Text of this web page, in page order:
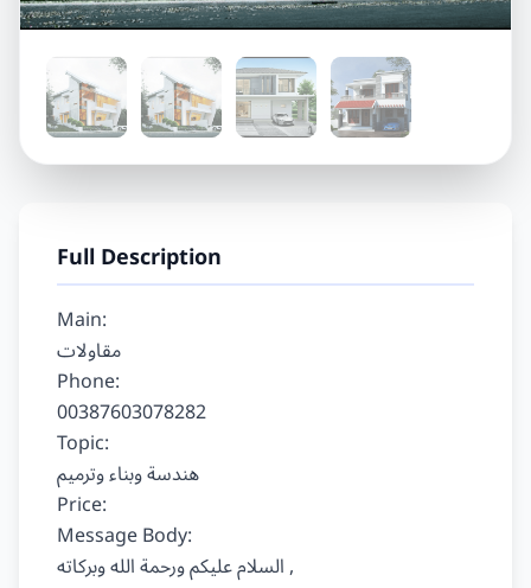
Full Description
Main:
مقاولات
Phone:
00387603078282
Topic:
هندسة وبناء وترميم
Price:
Message Body:
السلام عليكم ورحمة الله وبركاته ,